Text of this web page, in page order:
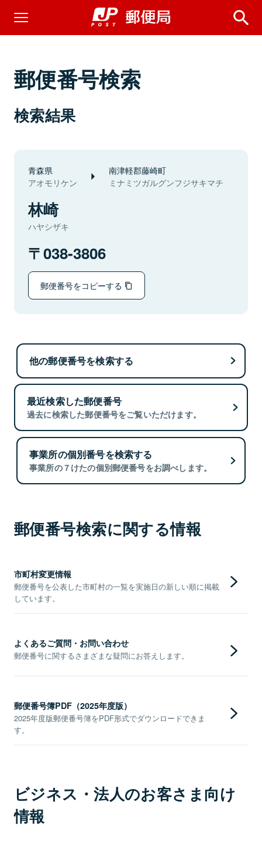
郵便番号検索
検索結果
青森県
アオモリケン
南津軽郡藤崎町
ミナミツガルグンフジサキマチ
林崎
ハヤシザキ
038-3806
郵便番号をコピーする
他の郵便番号を検索する
最近検索した郵便番号
過去に検索した郵便番号をご覧いただけます。
事業所の個別番号を検索する
事業所の７けたの個別郵便番号をお調べします。
郵便番号検索に関する情報
市町村変更情報
郵便番号を公表した市町村の一覧を実施日の新しい順に掲載
しています。
よくあるご質問・お問い合わせ
郵便番号に関するさまざまな疑問にお答えします。
郵便番号簿PDF（2025年度版）
2025年度版郵便番号簿をPDF形式でダウンロードできま
す。
ビジネス・法人のお客さま向け
情報